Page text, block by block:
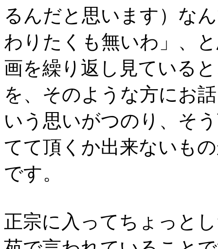
るんだと思います）な
わりたくも無いわ」、
画を繰り返し見ている
を、そのような方にお
いう思いがつのり、そ
てて頂くか出来ないも
です。
正宗に入ってちょっと